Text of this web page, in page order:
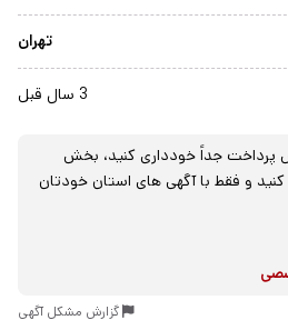
تهران
3 سال قبل
پرداخت جداً خودداری کنید، بخش
کنید و فقط با آگهی های استان خودتان
گزارش مشکل آگهی